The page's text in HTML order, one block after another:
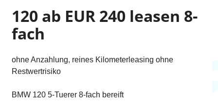
120 ab EUR 240 leasen 8-
fach
ohne Anzahlung, reines Kilometerleasing ohne
Restwertrisiko
BMW 120 5-Tuerer 8-fach bereift